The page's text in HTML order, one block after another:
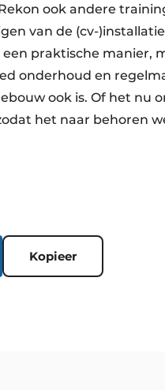
ook andere
van de (cv-
praktische manier,
onderhoud en
ook is. Of het nu
het naar behoren
Kopieer